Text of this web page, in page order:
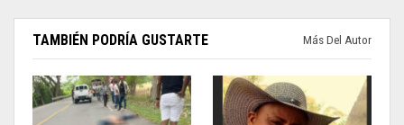
TAMBIÉN PODRÍA GUSTARTE Más Del Autor